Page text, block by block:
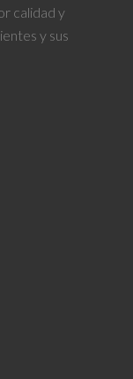
calidad y
y sus